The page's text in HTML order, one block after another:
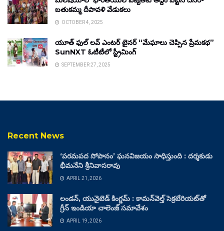
బతుకమ్మ దీపావళి వేడుకలు
OCTOBER 4, 2025
యూత్ ఫుల్ లవ్ ఎంటర్ టైనర్ “మేఘాలు చెప్పిన ప్రేమకథ”
SunNXT ఓటీటీలో స్ట్రీమింగ్
SEPTEMBER 27, 2025
Recent News
‘పరమపద సోపానం’ ఘనవిజయం సాధిస్తుంది : దర్శకుడు
భీమనేని శ్రీనివాసరావు
APRIL 21, 2026
లండన్, యునైటెడ్ కింగ్డమ్ : కామన్‌వెల్త్ సెక్రటేరియట్‌తో
గ్రీన్ ఇండియా చాలెంజ్ సమావేశం
APRIL 19, 2026